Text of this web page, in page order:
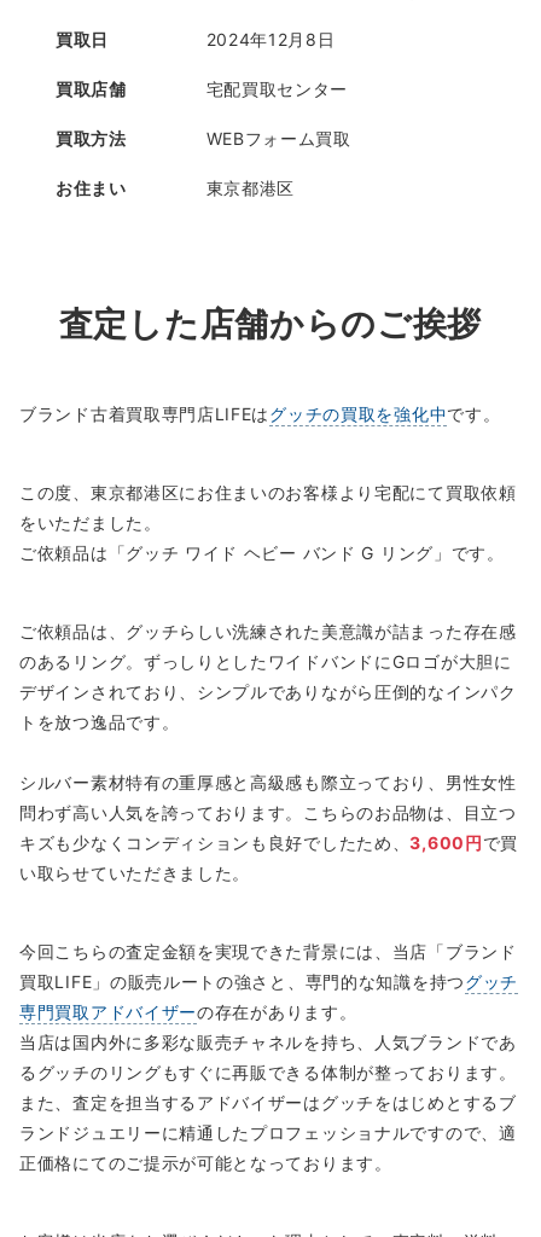
買取日 2024年12月8日
買取店舗 宅配買取センター
買取方法 WEBフォーム買取
お住まい 東京都港区
査定した店舗からのご挨拶
ブランド古着買取専門店LIFEはグッチの買取を強化中です。
この度、東京都港区にお住まいのお客様より宅配にて買取依頼
をいただました。
ご依頼品は「グッチ ワイド ヘビー バンド G リング」です。
ご依頼品は、グッチらしい洗練された美意識が詰まった存在感
のあるリング。ずっしりとしたワイドバンドにGロゴが大胆に
デザインされており、シンプルでありながら圧倒的なインパク
トを放つ逸品です。
シルバー素材特有の重厚感と高級感も際立っており、男性女性
問わず高い人気を誇っております。こちらのお品物は、目立つ
キズも少なくコンディションも良好でしたため、3,600円で買
い取らせていただきました。
今回こちらの査定金額を実現できた背景には、当店「ブランド
買取LIFE」の販売ルートの強さと、専門的な知識を持つグッチ
専門買取アドバイザーの存在があります。
当店は国内外に多彩な販売チャネルを持ち、人気ブランドであ
るグッチのリングもすぐに再販できる体制が整っております。
また、査定を担当するアドバイザーはグッチをはじめとするブ
ランドジュエリーに精通したプロフェッショナルですので、適
正価格にてのご提示が可能となっております。